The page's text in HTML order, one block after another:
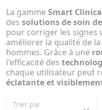
La gamme Smart
des solutions de soin
pour corriger les signes
améliorer la qualité de
hommes. Grâce à une
l'efficacité des
chaque utilisateur peut
éclatante et
Trier par